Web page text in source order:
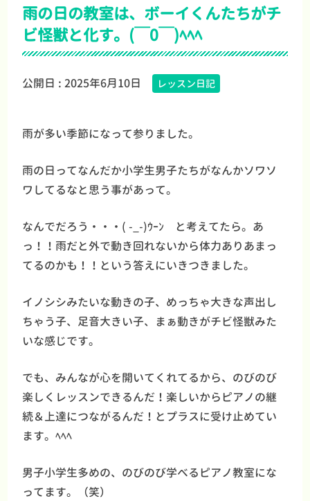
雨の日の教室は、ボーイくんたちがチ
ビ怪獣と化す。(￣0￣)ﾍﾍﾍ
公開日 :2025年6月10日 レッスン日記
雨が多い季節になって参りました。
雨の日ってなんだか小学生男子たちがなんかソワソ
ワしてるなと思う事があって。
なんでだろう・・・( -_-)ｳｰﾝ と考えてたら。あ
っ！！雨だと外で動き回れないから体力ありあまっ
てるのかも！！という答えにいきつきました。
イノシシみたいな動きの子、めっちゃ大きな声出し
ちゃう子、足音大きい子、まぁ動きがチビ怪獣みた
いな感じです。
でも、みんなが心を開いてくれてるから、のびのび
楽しくレッスンできるんだ！楽しいからピアノの継
続＆上達につながるんだ！とプラスに受け止めてい
ます。ﾍﾍﾍ
男子小学生多めの、のびのび学べるピアノ教室にな
ってます。（笑）